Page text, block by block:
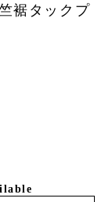
裾タックプ